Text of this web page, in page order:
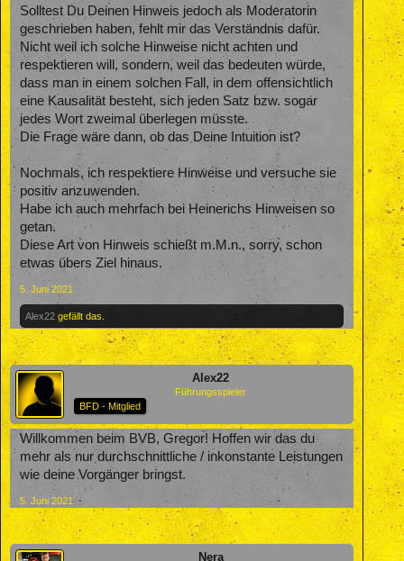
Solltest Du Deinen Hinweis jedoch als Moderatorin
geschrieben haben, fehlt mir das Verständnis dafür.
Nicht weil ich solche Hinweise nicht achten und
respektieren will, sondern, weil das bedeuten würde,
dass man in einem solchen Fall, in dem offensichtlich
eine Kausalität besteht, sich jeden Satz bzw. sogar
jedes Wort zweimal überlegen müsste.
Die Frage wäre dann, ob das Deine Intuition ist?
Nochmals, ich respektiere Hinweise und versuche sie
positiv anzuwenden.
Habe ich auch mehrfach bei Heinerichs Hinweisen so
getan.
Diese Art von Hinweis schießt m.M.n., sorry, schon
etwas übers Ziel hinaus.
5. Juni 2021
Alex22 gefällt das.
Alex22
Führungsspieler
BFD - Mitglied
Willkommen beim BVB, Gregor! Hoffen wir das du
mehr als nur durchschnittliche / inkonstante Leistungen
wie deine Vorgänger bringst.
5. Juni 2021
Nera